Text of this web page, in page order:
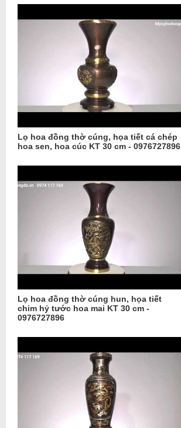
Lọ hoa đồng thờ cúng, họa tiết cá chép
hoa sen, hoa cúc KT 30 cm - 0976727896
Lọ hoa đồng thờ cúng hun, họa tiết
chim hỷ tước hoa mai KT 30 cm -
0976727896